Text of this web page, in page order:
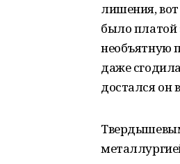
лишения, вот
было платой
необъятную
даже
достался он